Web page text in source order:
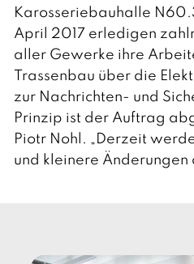
Karosseriebauhalle
April 2017 erledigen
aller Gewerke ihre
Trassenbau über die
zur Nachrichten- und
Prinzip ist der Auftrag
Piotr Nohl. „Derzeit
und kleinere Änderungen